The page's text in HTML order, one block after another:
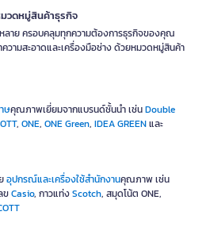
วดหมู่สินค้าธุรกิจ
ลาย ครอบคลุมทุกความต้องการธุรกิจของคุณ
ามสะอาดและเครื่องมือช่าง ด้วยหมวดหมู่สินค้า
ษคุณภาพเยี่ยมจากแบรนด์ชั้นนำ เช่นDouble
, ONE, ONE Green, IDEA GREENและ
อุปกรณ์และเครื่องใช้สำนักงานคุณภาพ เช่น
ขCasio, กาวแท่งScotch, สมุดโน้ต ONE,